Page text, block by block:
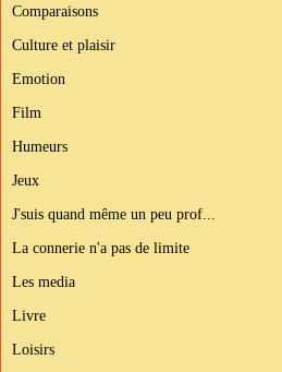
Comparaisons
Culture et plaisir
Emotion
Film
Humeurs
Jeux
J'suis quand même un peu prof...
La connerie n'a pas de limite
Les media
Livre
Loisirs